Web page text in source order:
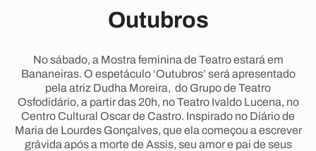
Outubros
No sábado, a Mostra feminina de Teatro estará em
Bananeiras. O espetáculo ‘Outubros’ será apresentado
pela atriz Dudha Moreira, do Grupo de Teatro
Osfodidário, a partir das 20h, no Teatro Ivaldo Lucena, no
Centro Cultural Oscar de Castro. Inspirado no Diário de
Maria de Lourdes Gonçalves, que ela começou a escrever
grávida após a morte de Assis, seu amor e pai de seus